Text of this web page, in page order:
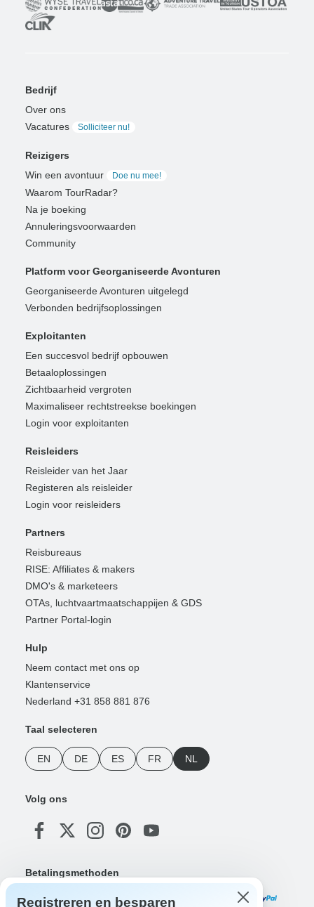
Bedrijf
Over ons
Vacatures
Solliciteer nu!
Reizigers
Win een avontuur
Doe nu mee!
Waarom TourRadar?
Na je boeking
Annuleringsvoorwaarden
Community
Platform voor Georganiseerde Avonturen
Georganiseerde Avonturen uitgelegd
Verbonden bedrijfsoplossingen
Exploitanten
Een succesvol bedrijf opbouwen
Betaaloplossingen
Zichtbaarheid vergroten
Maximaliseer rechtstreekse boekingen
Login voor exploitanten
Reisleiders
Reisleider van het Jaar
Registeren als reisleider
Login voor reisleiders
Partners
Reisbureaus
RISE: Affiliates & makers
DMO's & marketeers
OTAs, luchtvaartmaatschappijen & GDS
Partner Portal-login
Hulp
Neem contact met ons op
Klantenservice
Nederland +31 858 881 876
Taal selecteren
EN DE ES FR NL
Volg ons
Betalingsmethoden
Registreren en besparen